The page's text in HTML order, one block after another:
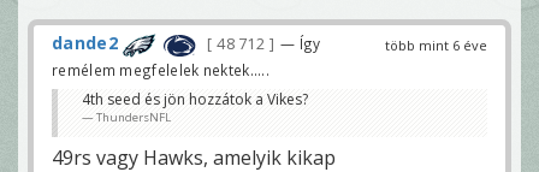
több mint 6 éve
dande2 48 712
— Így
remélem megfelelek nektek.....
4th seed és jön hozzátok a Vikes?
ThundersNFL
49rs vagy Hawks, amelyik kikap